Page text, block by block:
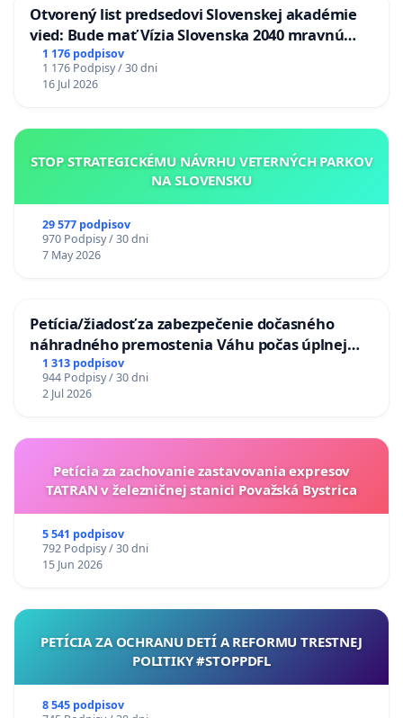
Otvorený list predsedovi Slovenskej akadémie
vied: Bude mať Vízia Slovenska 2040 mravnú
chrbticu?
1 176 podpisov
1 176 Podpisy / 30 dni
16 Jul 2026
STOP STRATEGICKÉMU NÁVRHU VETERNÝCH PARKOV
NA SLOVENSKU
29 577 podpisov
970 Podpisy / 30 dni
7 May 2026
Petícia/žiadosť za zabezpečenie dočasného
náhradného premostenia Váhu počas úplnej
uzávery Vážskeho mosta v Komárne
1 313 podpisov
944 Podpisy / 30 dni
2 Jul 2026
Petícia za zachovanie zastavovania expresov
TATRAN v železničnej stanici Považská Bystrica
5 541 podpisov
792 Podpisy / 30 dni
15 Jun 2026
PETÍCIA ZA OCHRANU DETÍ A REFORMU TRESTNEJ
POLITIKY #STOPPDFL
8 545 podpisov